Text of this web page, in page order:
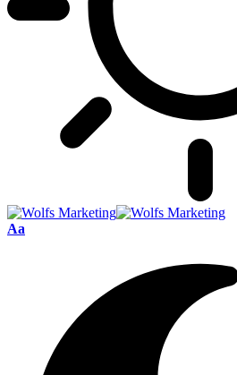
Font
Aa